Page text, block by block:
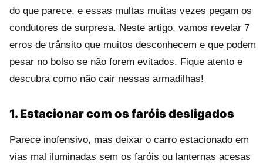
do que parece, e essas multas muitas vezes pegam os
condutores de surpresa. Neste artigo, vamos revelar 7
erros de trânsito que muitos desconhecem e que podem
pesar no bolso se não forem evitados. Fique atento e
descubra como não cair nessas armadilhas!
1. Estacionar com os faróis desligados
Parece inofensivo, mas deixar o carro estacionado em
vias mal iluminadas sem os faróis ou lanternas acesas